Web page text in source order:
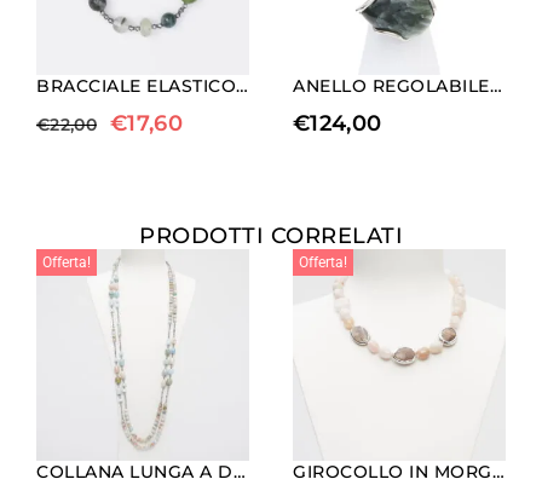
BRACCIALE ELASTICO IN EMATITE, PREHNITE, NEFRITE ED AGATA MUSCHIATA
€22,00 €17,60
ANELLO REGOLABILE IN ARGENTO A DUE PIETRE CON SERAFINITE ED AGATA SALVIA
€124,00
PRODOTTI CORRELATI
Offerta!
COLLANA LUNGA A DUE FILI IN MORGANITE ED ACQUAMARINA
Offerta!
GIROCOLLO IN MORGANITE E PIETRA DEL SOLE